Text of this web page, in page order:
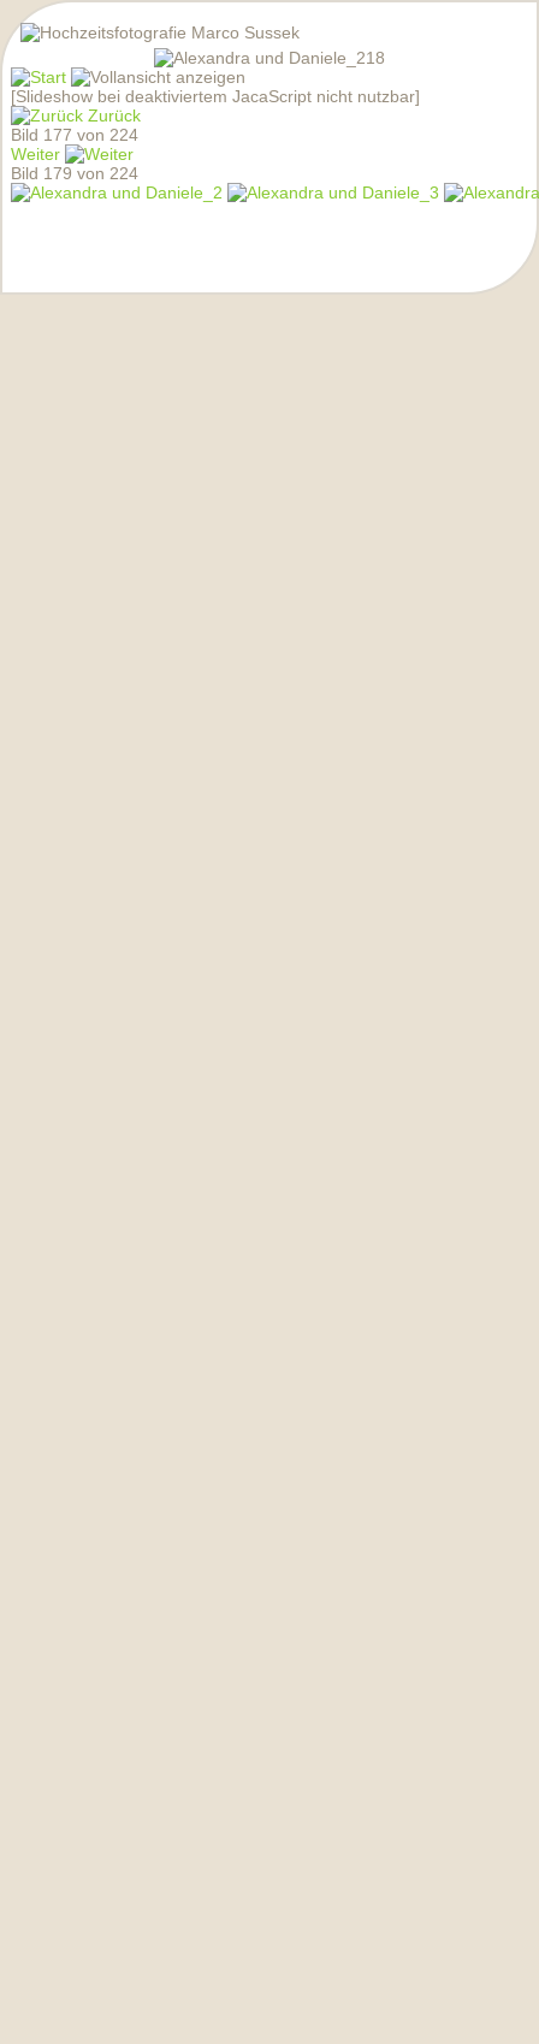
[Slideshow bei deaktiviertem JacaScript nicht nutzbar]
Zurück
Bild 177 von 224
Weiter
Bild 179 von 224